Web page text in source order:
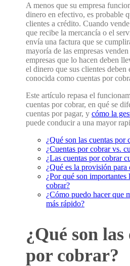
A menos que su empresa
dinero en efectivo, es probable
clientes a crédito. Cuando
que recibe la mercancía o el
envía una factura que se
mayoría de las empresas
empresas que lo hacen deben
el dinero que sus clientes deben
conocida como cuentas por
Este artículo repasa el
cuentas por cobrar, en qué se
cuentas por pagar, y cómo la
puede conducir a una mayor
¿Qué son las cuentas por
¿Cuentas por cobrar vs.
¿Las cuentas por cobrar
¿Qué es la provisión para
¿Por qué son importantes
cobrar?
¿Cómo puedo hacer que
más rápido?
¿Qué son las
por cobrar?